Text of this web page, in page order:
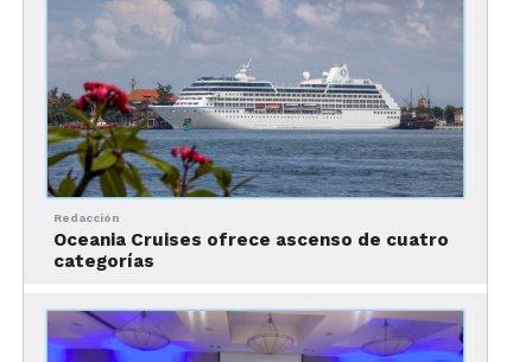
toman como locación las calles de la ciudad. Por
ejemplo: Romeo y Julieta, Frida, Hombre en
Llamas, Amores Perros, Museo, James Bond:
Spectre, Los Olvidados, Roma; entre otras.
Redacción
Oceania Cruises ofrece ascenso de cuatro
categorías